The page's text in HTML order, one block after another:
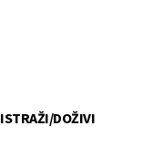
ISTRAŽI/DOŽIVI